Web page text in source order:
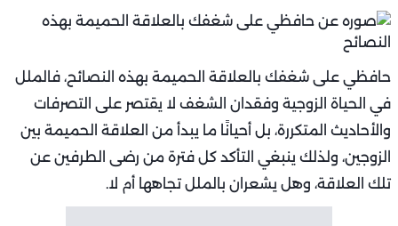
حافظي على شغفك بالعلاقة الحميمة بهذه النصائح، فالملل
في الحياة الزوجية وفقدان الشغف لا يقتصر على التصرفات
والأحاديث المتكررة، بل أحيانًا ما يبدأ من العلاقة الحميمة بين
الزوجين، ولذلك ينبغي التأكد كل فترة من رضى الطرفين عن
تلك العلاقة، وهل يشعران بالملل تجاهها أم لا.